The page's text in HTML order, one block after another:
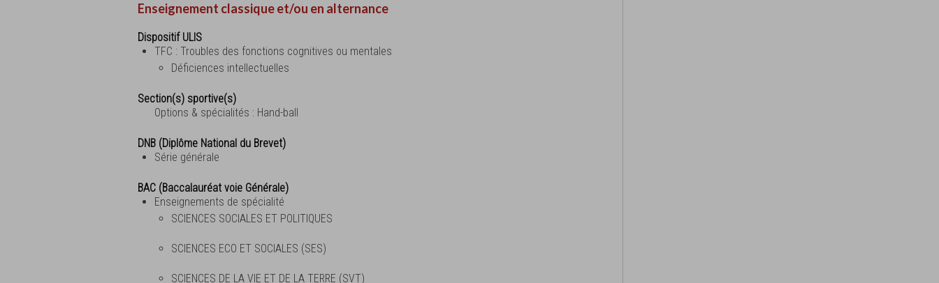
Enseignement classique et/ou en alternance
Dispositif ULIS
TFC : Troubles des fonctions cognitives ou mentales
Déficiences intellectuelles
Section(s) sportive(s)
Options & spécialités : Hand-ball
DNB (Diplôme National du Brevet)
Série générale
BAC (Baccalauréat voie Générale)
Enseignements de spécialité
SCIENCES SOCIALES ET POLITIQUES
SCIENCES ECO ET SOCIALES (SES)
SCIENCES DE LA VIE ET DE LA TERRE (SVT)